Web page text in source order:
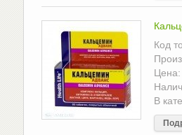
Код
Цена:
В